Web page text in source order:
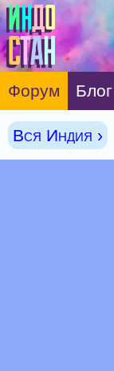
Форум Блог
Вся Индия ›